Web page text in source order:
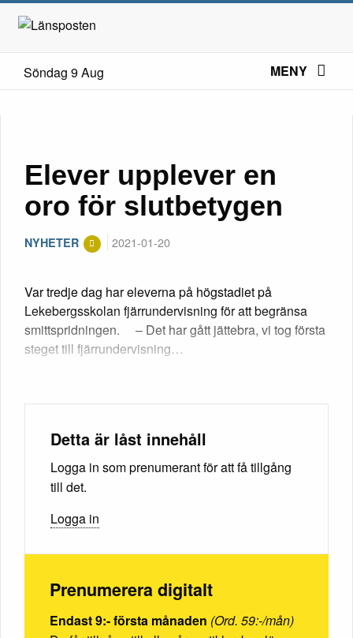
Söndag 9 Aug MENY
Elever upplever en
oro för slutbetygen
NYHETER 2021-01-20
Var tredje dag har eleverna på högstadiet på
Lekebergsskolan fjärrundervisning för att begränsa
smittspridningen. – Det har gått jättebra, vi tog första
steget till fjärrundervisning…
Detta är låst innehåll
Logga in som prenumerant för att få tillgång
till det.
Logga in
Prenumerera digitalt
Endast 9:- första månaden (Ord. 59:-/mån)